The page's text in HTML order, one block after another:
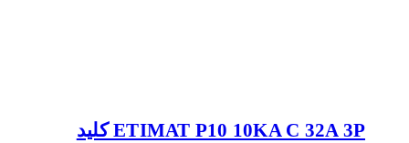
ETIMAT P10 10KA C 32A 3P کلید